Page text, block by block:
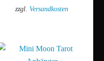
zzgl. Versandkosten